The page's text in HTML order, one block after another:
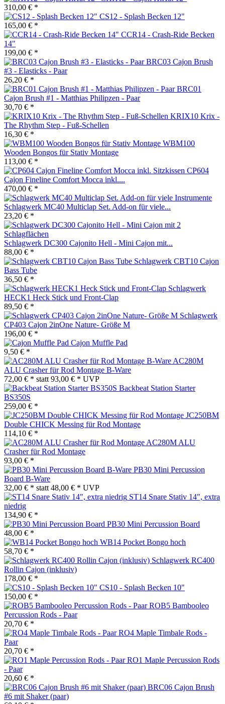
310,00 € *
CS12 - Splash Becken 12"
165,00 € *
CCR14 - Crash-Ride Becken
14"
199,00 € *
BRC03 Cajon Brush
#3 - Elasticks - Paar
26,20 € *
BRC01
Cajon Brush #1 - Matthias Philipzen - Paar
30,70 € *
KRIX10 Krix -
The Rhythm Step - Fuß-Schellen
16,30 € *
WBM100
Wooden Bongos für Stativ Montage
113,00 € *
CP604
Cajon Fineline Comfort Mocca inkl....
470,00 € *
Schlagwerk MC40 Multiclap Set. Add-on für viele...
23,20 € *
Schlagwerk DC300 Cajonito Hell - Mini Cajon mit...
88,00 € *
Schlagwerk CBT10 Cajon
Bass Tube
36,50 € *
Schlagwerk
HECK1 Heck Stick und Front-Clap
89,50 € *
Schlagwerk
CP403 Cajon 2inOne Nature- Größe M
196,00 € *
Cajon Muffle Pad
9,50 € *
AC280M
ALU Crasher für Rod Montage B-Ware
72,00 € * statt 93,00 € * UVP
Backbeat Station Starter
BS350S
259,00 € *
JC250BM
Double CHICK Messing für Rod Montage
114,10 € *
AC280M ALU
Crasher für Rod Montage
93,00 € *
PB30 Mini Percussion
Board B-Ware
32,00 € * statt 48,00 € * UVP
ST14 Snare Stativ 14", extra
niedrig
134,90 € *
PB30 Mini Percussion Board
48,00 € *
WB14 Pocket Bongo hoch
58,70 € *
Schlagwerk RC400
Rollin Cajon (inklusiv)
178,00 € *
CS10 - Splash Becken 10"
150,00 € *
ROB5 Bambooleo
Percussion Rods - Paar
20,70 € *
RO4 Maple Timbale Rods -
Paar
20,70 € *
RO1 Maple Percussion Rods
- Paar
20,60 € *
BRC06 Cajon Brush
#6 mit Shaker (paar)